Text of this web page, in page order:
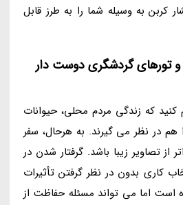
کربن به وسیله شما را به طرز قابل
و تورهای گردشگری دوست دار
کنید که زندگی مردم محلی، حیوانات
در نظر می گیرند. به هرحال، سفر
از تصاویر زیبا باشد. گرفتار شدن در
کاری بدون در نظر گرفتن تأثیرات
اما می تواند مسئله حفاظت از